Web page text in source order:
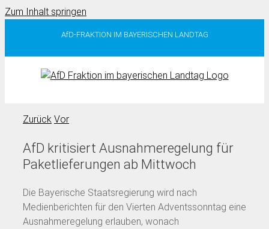
Zum Inhalt springen
AfD-FRAKTION IM BAYERISCHEN LANDTAG
Zurück Vor
AfD kritisiert Ausnahmeregelung für
Paketlieferungen ab Mittwoch
Die Bayerische Staatsregierung wird nach
Medienberichten für den Vierten Adventssonntag eine
Ausnahmeregelung erlauben, wonach